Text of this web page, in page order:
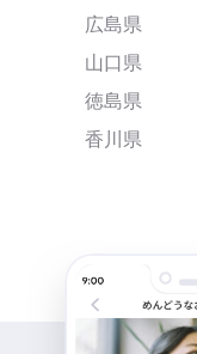
広島県
山口県
徳島県
香川県